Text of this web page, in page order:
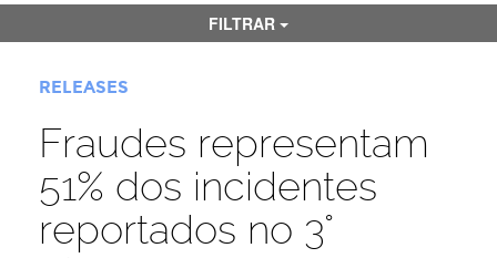
FILTRAR
RELEASES
Fraudes representam
51% dos incidentes
reportados no 3°